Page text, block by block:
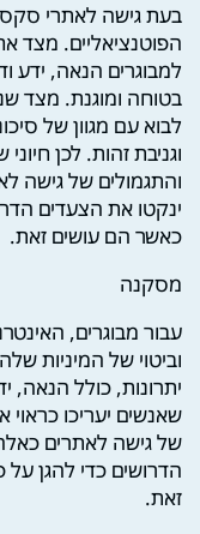
בעת גישה לאתרי סקס,
הפוטנציאליים. מצד
למבוגרים הנאה, ידע
בטוחה ומוגנת. מצד
לבוא עם מגוון של
וגניבת זהות. לכן
והתגמולים של גישה
ינקטו את הצעדים
כאשר הם עושים זאת.
מסקנה
עבור מבוגרים,
וביטוי של המיניות
יתרונות, כולל הנאה,
שאנשים יעריכו כראוי
של גישה לאתרים
הדרושים כדי להגן
זאת.